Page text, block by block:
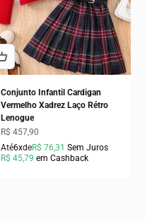
Conjunto Infantil Cardigan
Vermelho Xadrez Laço Rétro
Lenogue
Preço promocional
R$ 457,90
Até6xdeR$ 76,31 Sem Juros
R$ 45,79 em Cashback